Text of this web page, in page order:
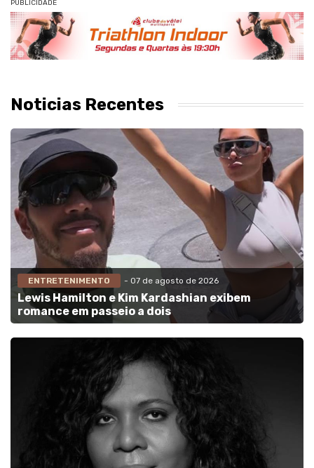
PUBLICIDADE
Noticias Recentes
ENTRETENIMENTO - 07 de agosto de 2026
Lewis Hamilton e Kim Kardashian exibem
romance em passeio a dois